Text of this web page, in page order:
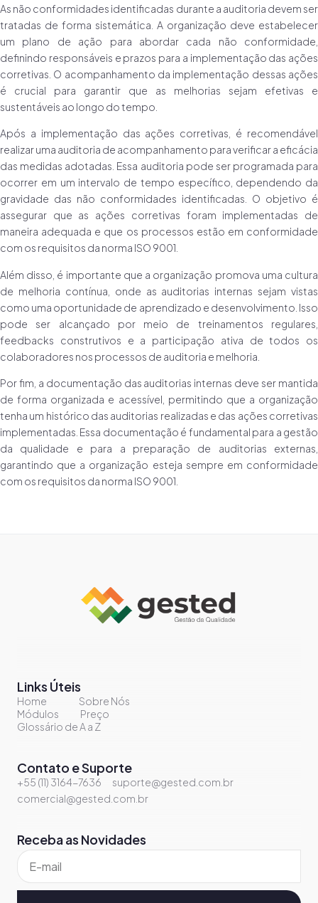
As não conformidades identificadas durante a auditoria devem ser
tratadas de forma sistemática. A organização deve estabelecer
um plano de ação para abordar cada não conformidade,
definindo responsáveis e prazos para a implementação das ações
corretivas. O acompanhamento da implementação dessas ações
é crucial para garantir que as melhorias sejam efetivas e
sustentáveis ao longo do tempo.
Após a implementação das ações corretivas, é recomendável
realizar uma auditoria de acompanhamento para verificar a eficácia
das medidas adotadas. Essa auditoria pode ser programada para
ocorrer em um intervalo de tempo específico, dependendo da
gravidade das não conformidades identificadas. O objetivo é
assegurar que as ações corretivas foram implementadas de
maneira adequada e que os processos estão em conformidade
com os requisitos da norma ISO 9001.
Além disso, é importante que a organização promova uma cultura
de melhoria contínua, onde as auditorias internas sejam vistas
como uma oportunidade de aprendizado e desenvolvimento. Isso
pode ser alcançado por meio de treinamentos regulares,
feedbacks construtivos e a participação ativa de todos os
colaboradores nos processos de auditoria e melhoria.
Por fim, a documentação das auditorias internas deve ser mantida
de forma organizada e acessível, permitindo que a organização
tenha um histórico das auditorias realizadas e das ações corretivas
implementadas. Essa documentação é fundamental para a gestão
da qualidade e para a preparação de auditorias externas,
garantindo que a organização esteja sempre em conformidade
com os requisitos da norma ISO 9001.
Receba as Novidades
Links Úteis
Home
Sobre Nós
Módulos
Preço
Glossário de A a Z
Contato e Suporte
+55 (11) 3164-7636
suporte@gested.com.br
comercial@gested.com.br